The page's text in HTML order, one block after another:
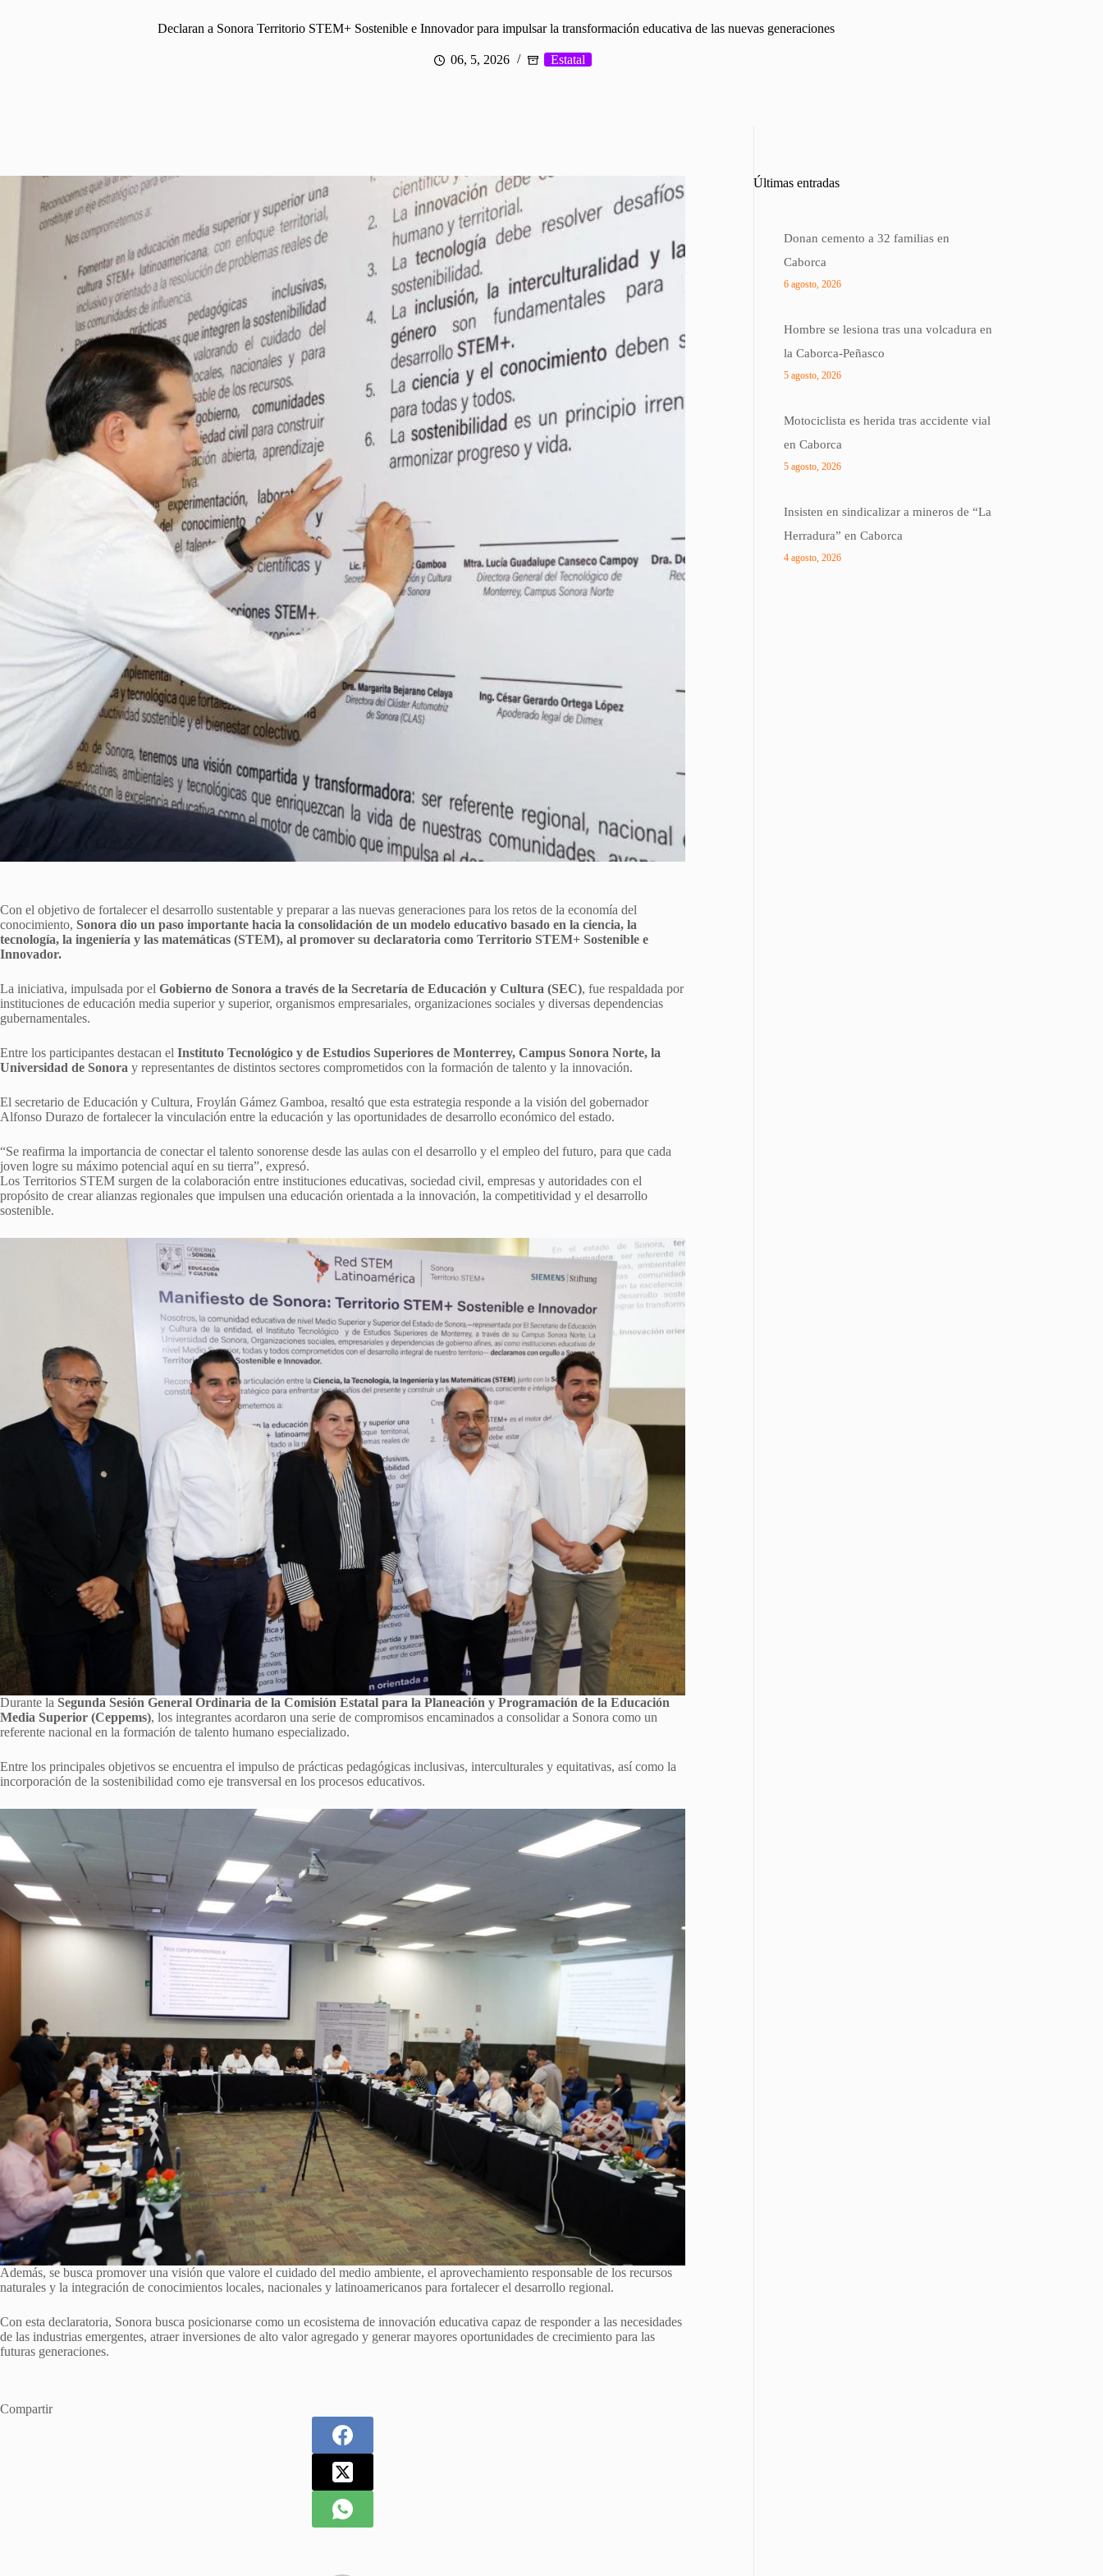
Declaran a Sonora Territorio STEM+ Sostenible e Innovador para impulsar la transformación educativa de las nuevas generaciones
06, 5, 2026 Estatal
Con el objetivo de fortalecer el desarrollo sustentable y preparar a las nuevas generaciones para los retos de la economía del
conocimiento, Sonora dio un paso importante hacia la consolidación de un modelo educativo basado en la ciencia, la
tecnología, la ingeniería y las matemáticas (STEM), al promover su declaratoria como Territorio STEM+ Sostenible e
Innovador.
La iniciativa, impulsada por el Gobierno de Sonora a través de la Secretaría de Educación y Cultura (SEC), fue respaldada por
instituciones de educación media superior y superior, organismos empresariales, organizaciones sociales y diversas dependencias
gubernamentales.
Entre los participantes destacan el Instituto Tecnológico y de Estudios Superiores de Monterrey, Campus Sonora Norte, la
Universidad de Sonora y representantes de distintos sectores comprometidos con la formación de talento y la innovación.
El secretario de Educación y Cultura, Froylán Gámez Gamboa, resaltó que esta estrategia responde a la visión del gobernador
Alfonso Durazo de fortalecer la vinculación entre la educación y las oportunidades de desarrollo económico del estado.
“Se reafirma la importancia de conectar el talento sonorense desde las aulas con el desarrollo y el empleo del futuro, para que cada
joven logre su máximo potencial aquí en su tierra”, expresó.
Los Territorios STEM surgen de la colaboración entre instituciones educativas, sociedad civil, empresas y autoridades con el
propósito de crear alianzas regionales que impulsen una educación orientada a la innovación, la competitividad y el desarrollo
sostenible.
Durante la Segunda Sesión General Ordinaria de la Comisión Estatal para la Planeación y Programación de la Educación
Media Superior (Ceppems), los integrantes acordaron una serie de compromisos encaminados a consolidar a Sonora como un
referente nacional en la formación de talento humano especializado.
Entre los principales objetivos se encuentra el impulso de prácticas pedagógicas inclusivas, interculturales y equitativas, así como la
incorporación de la sostenibilidad como eje transversal en los procesos educativos.
Además, se busca promover una visión que valore el cuidado del medio ambiente, el aprovechamiento responsable de los recursos
naturales y la integración de conocimientos locales, nacionales y latinoamericanos para fortalecer el desarrollo regional.
Con esta declaratoria, Sonora busca posicionarse como un ecosistema de innovación educativa capaz de responder a las necesidades
de las industrias emergentes, atraer inversiones de alto valor agregado y generar mayores oportunidades de crecimiento para las
futuras generaciones.
Compartir
Últimas entradas
Donan cemento a 32 familias en
Caborca
6 agosto, 2026
Hombre se lesiona tras una volcadura en
la Caborca-Peñasco
5 agosto, 2026
Motociclista es herida tras accidente vial
en Caborca
5 agosto, 2026
Insisten en sindicalizar a mineros de “La
Herradura” en Caborca
4 agosto, 2026